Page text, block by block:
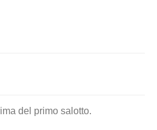
del primo salotto.